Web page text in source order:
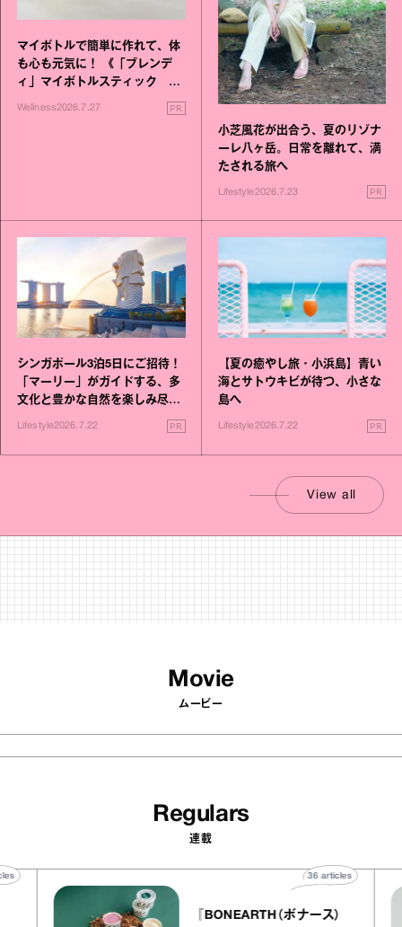
マイボトルで簡単に作れて、体
も心も元気に！ 《「ブレンデ
ィ」マイボトルスティック い
いこと毎日》シリーズが誕生
Wellness2026.7.27 PR
小芝風花が出合う、夏のリゾナ
ーレ八ヶ岳。日常を離れて、満
たされる旅へ
Lifestyle2026.7.23 PR
シンガポール3泊5日にご招待！
「マーリー」がガイドする、多
文化と豊かな自然を楽しみ尽く
Lifestyle2026.7.22 PR
【夏の癒やし旅・小浜島】青い
海とサトウキビが待つ、小さな
島へ
Lifestyle2026.7.22 PR
View all
Movie
ムービー
Regulars
連載
articles
『BONEARTH（ボナース）
36articles